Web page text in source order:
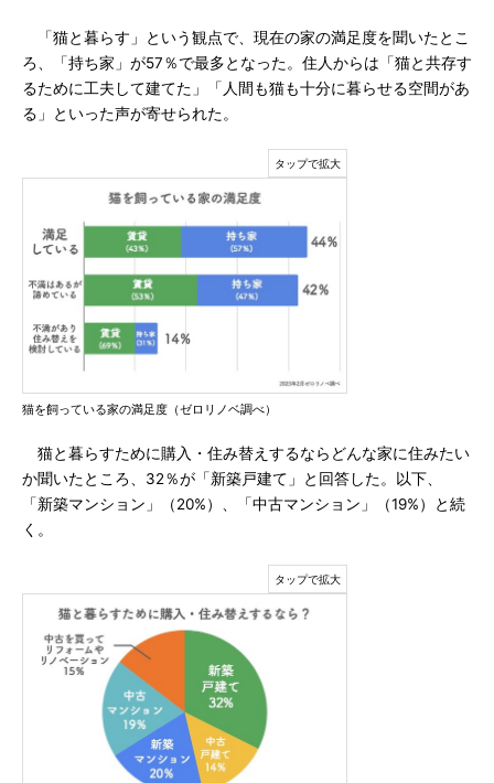
「猫と暮らす」という観点で、現在の家の満足度を聞いたとこ
ろ、「持ち家」が57％で最多となった。住人からは「猫と共存す
るために工夫して建てた」「人間も猫も十分に暮らせる空間があ
る」といった声が寄せられた。
猫を飼っている家の満足度（ゼロリノベ調べ）
猫と暮らすために購入・住み替えするならどんな家に住みたい
か聞いたところ、32％が「新築戸建て」と回答した。以下、
「新築マンション」（20%）、「中古マンション」（19%）と続
く。